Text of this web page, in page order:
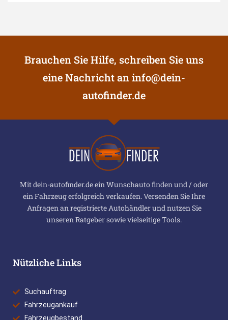
Brauchen Sie Hilfe, schreiben Sie uns
eine Nachricht aninfo@dein-
autofinder.de
Mit dein-autofinder.de ein Wunschauto finden und / oder
ein Fahrzeug erfolgreich verkaufen. Versenden Sie Ihre
Anfragen an registrierte Autohändler und nutzen Sie
unseren Ratgeber sowie vielseitige Tools.
Nützliche Links
Suchauftrag
Fahrzeugankauf
Fahrzeugbestand